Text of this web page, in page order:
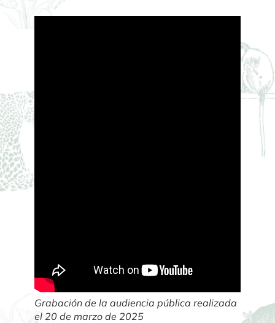
Grabación de la audiencia pública realizada
el 20 de marzo de 2025